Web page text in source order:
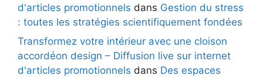
d'articles promotionnels dans Gestion du stress
: toutes les stratégies scientifiquement fondées
Transformez votre intérieur avec une cloison
accordéon design – Diffusion live sur internet
d'articles promotionnels dans Des espaces